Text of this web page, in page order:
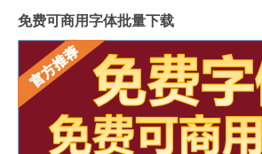
免费可商用字体批量下载